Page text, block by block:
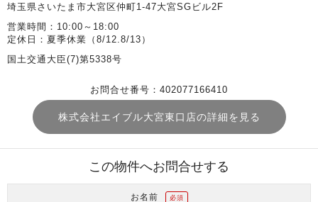
埼玉県さいたま市大宮区仲町1-47大宮SGビル2F
営業時間：10:00～18:00
定休日：夏季休業（8/12.8/13）
国土交通大臣(7)第5338号
お問合せ番号：402077166410
株式会社エイブル大宮東口店の詳細を見る
この物件へお問合せする
お名前 必須